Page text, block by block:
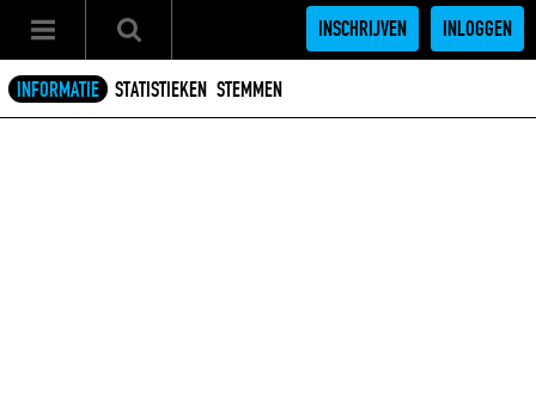
INSCHRIJVEN INLOGGEN
INFORMATIE STATISTIEKEN STEMMEN